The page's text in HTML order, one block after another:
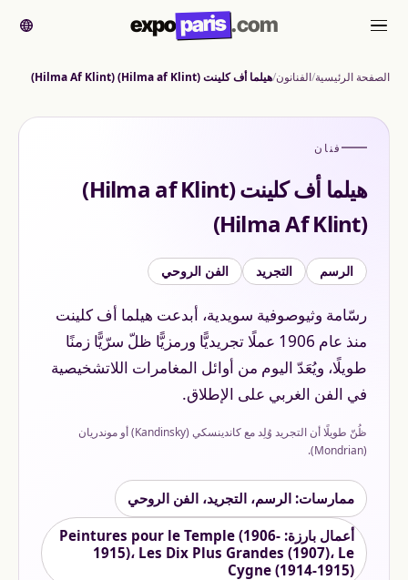
القائمة expoparis.com
الصفحة الرئيسية الفنانون هيلما أف كلينت (Hilma af Klint) (Hilma Af Klint)
فنان
هيلما أف كلينت (Hilma af Klint)
(Hilma Af Klint)
الرسم التجريد الفن الروحي
رسّامة وثيوصوفية سويدية، أبدعت هيلما أف كلينت
منذ عام 1906 عملًا تجريديًّا ورمزيًّا ظلّ سرّيًّا زمنًا
طويلًا، ويُعَدّ اليوم من أوائل المغامرات اللاتشخيصية
في الفن الغربي على الإطلاق.
ظُنّ طويلًا أن التجريد وُلِد مع كاندينسكي (Kandinsky) أو موندريان
(Mondrian).
ممارسات: الرسم، التجريد، الفن الروحي
أعمال بارزة: Peintures pour le Temple (1906-
1915)، Les Dix Plus Grandes (1907)، Le
Cygne (1914-1915)